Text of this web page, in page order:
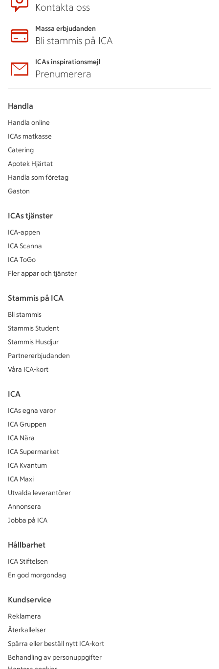
Kontakta oss
Massa erbjudanden
Bli stammis på ICA
ICAs inspirationsmejl
Prenumerera
Handla
Handla online
ICAs matkasse
Catering
Apotek Hjärtat
Handla som företag
Gaston
ICAs tjänster
ICA-appen
ICA Scanna
ICA ToGo
Fler appar och tjänster
Stammis på ICA
Bli stammis
Stammis Student
Stammis Husdjur
Partnererbjudanden
Våra ICA-kort
ICA
ICAs egna varor
ICA Gruppen
ICA Nära
ICA Supermarket
ICA Kvantum
ICA Maxi
Utvalda leverantörer
Annonsera
Jobba på ICA
Hållbarhet
ICA Stiftelsen
En god morgondag
Kundservice
Reklamera
Återkallelser
Spärra eller beställ nytt ICA-kort
Behandling av personuppgifter